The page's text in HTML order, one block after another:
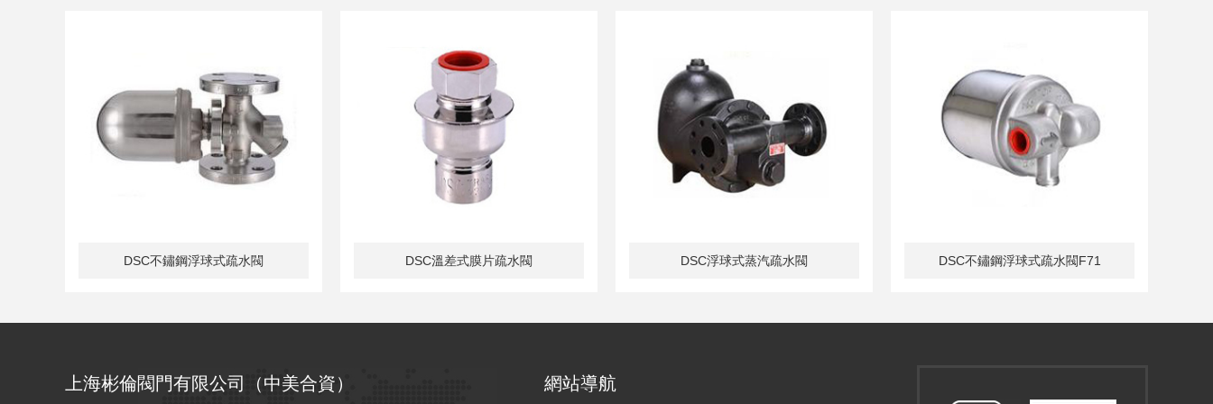
DSC鍛造合金鋼熱動式疏水閥D90 DSC不鏽鋼浮球疏水閥 DSC鑄鋼倒筒式疏水閥 DSC鍛造合金鋼倒筒式疏水閥1543
上海彬倫閥門有限公司（中美合資） 網站導航